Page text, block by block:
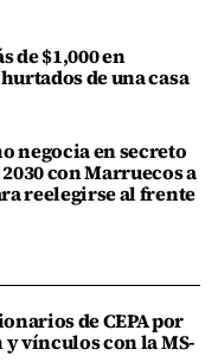
de $1,000 en
de una casa
negocia en secreto
con Marruecos a
reelegirse al frente
de CEPA por
vínculos con la MS-